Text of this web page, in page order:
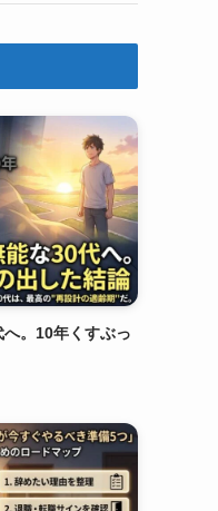
。10年くすぶっ